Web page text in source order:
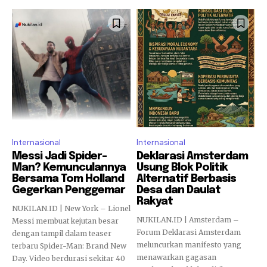
Internasional
Messi Jadi Spider-
Man? Kemunculannya
Bersama Tom Holland
Gegerkan Penggemar
NUKILAN.ID | New York – Lionel
Messi membuat kejutan besar
dengan tampil dalam teaser
terbaru Spider-Man: Brand New
Day. Video berdurasi sekitar 40
Internasional
Deklarasi Amsterdam
Usung Blok Politik
Alternatif Berbasis
Desa dan Daulat
Rakyat
NUKILAN.ID | Amsterdam –
Forum Deklarasi Amsterdam
meluncurkan manifesto yang
menawarkan gagasan